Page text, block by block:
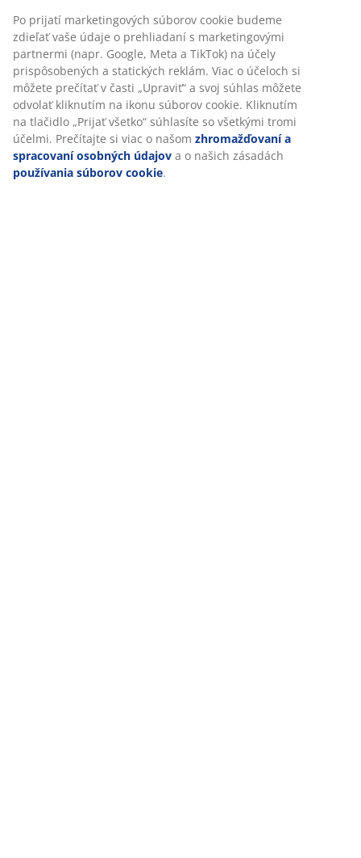
Po prijatí marketingových súborov cookie budeme
zdieľať vaše údaje o prehliadaní s marketingovými
partnermi (napr. Google, Meta a TikTok) na účely
prispôsobených a statických reklám. Viac o účeloch si
môžete prečítať v časti „Upraviť“ a svoj súhlas môžete
odvolať kliknutím na ikonu súborov cookie. Kliknutím
na tlačidlo „Prijať všetko“ súhlasíte so všetkými tromi
účelmi. Prečítajte si viac o našom zhromažďovaní a
spracovaní osobných údajov a o našich zásadách
používania súborov cookie.